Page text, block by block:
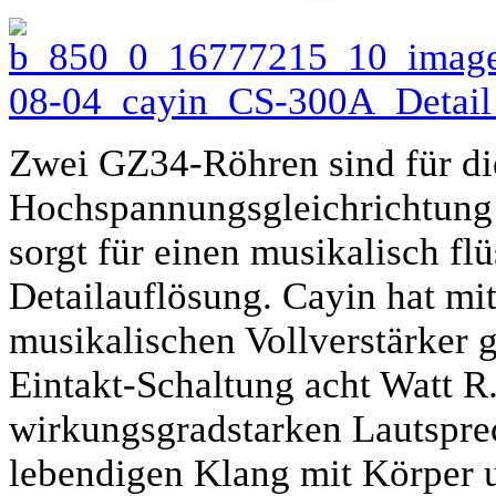
Zwei GZ34-Röhren sind für
sorgt für einen musikalisch
Detailauflösung. Cayin hat
musikalischen Vollverstärker
Eintakt-Schaltung acht Watt
wirkungsgradstarken
lebendigen Klang mit Körper